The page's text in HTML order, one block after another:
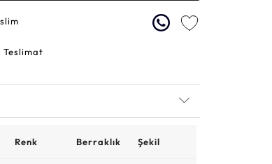
Teslimat
Renk Berraklık Şekil